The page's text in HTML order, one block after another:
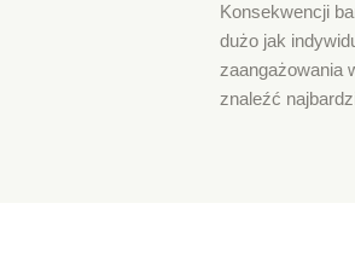
Konsekwencji
dużo jak
zaangażowania
znaleźć